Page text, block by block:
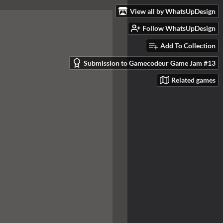
View all by WhatsUpDesign
Follow WhatsUpDesign
Add To Collection
Submission to Gamecodeur Game Jam #13
Related games